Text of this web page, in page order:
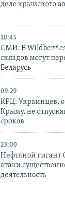
деле крымского
10:45
СМИ: В Wildberries
складов могут
Беларусь
09:29
КРЦ: Украинцев,
Крыму, не
сроков
23:00
Нефтяной гигант
атаки
деятельность